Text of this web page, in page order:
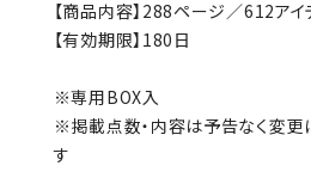
【商品内容】288ページ／612アイ
【有効期限】180日
※専用BOX入
※掲載点数・内容は予告なく変更
す